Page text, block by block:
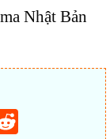
Nhật Bản